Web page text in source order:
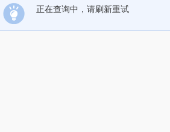
正在查询中，请刷新重试